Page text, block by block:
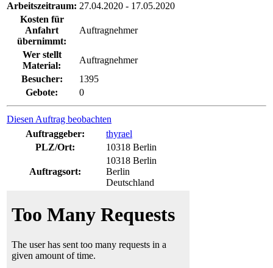
Arbeitszeitraum: 27.04.2020 - 17.05.2020
Kosten für
Anfahrt
übernimmt:
Auftragnehmer
Wer stellt
Material:
Auftragnehmer
Besucher:
1395
Gebote:
0
Diesen Auftrag beobachten
Auftraggeber:
thyrael
PLZ/Ort:
10318 Berlin
Auftragsort:
10318 Berlin
Berlin
Deutschland